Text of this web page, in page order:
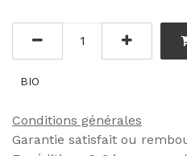
BIO
Conditions générales
Garantie satisfait ou